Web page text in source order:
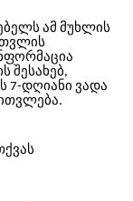
ამ მუხლის
შესახებ,
7-დღიანი ვადა